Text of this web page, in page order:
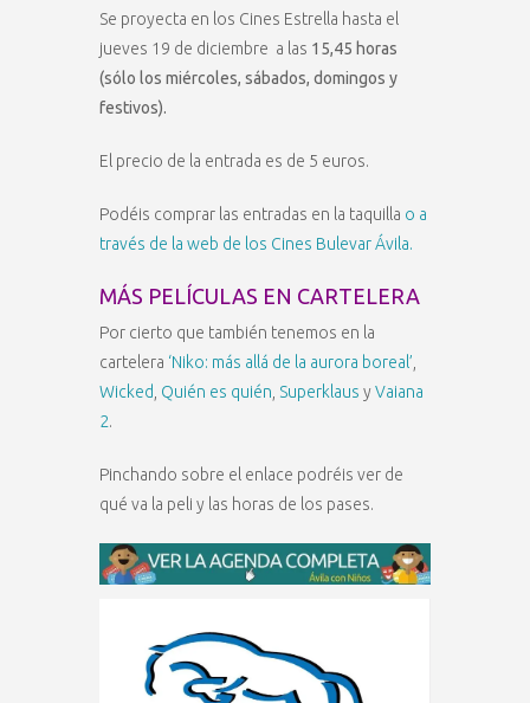
Se proyecta en los Cines Estrella hasta el
jueves 19 de diciembre a las 15,45 horas
(sólo los miércoles, sábados, domingos y
festivos).
El precio de la entrada es de 5 euros.
Podéis comprar las entradas en la taquilla o a
través de la web de los Cines Bulevar Ávila.
MÁS PELÍCULAS EN CARTELERA
Por cierto que también tenemos en la
cartelera ‘Niko: más allá de la aurora boreal’
Wicked Quién es quién Superklaus yVaiana
2.
Pinchando sobre el enlace podréis ver de
qué va la peli y las horas de los pases.